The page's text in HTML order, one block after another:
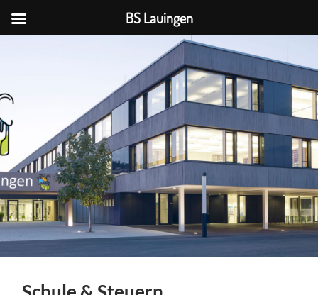
BS
BS Lauingen